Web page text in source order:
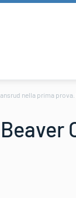
nella prima prova.
Beaver